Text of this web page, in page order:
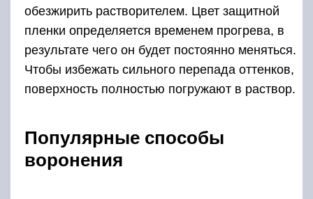
обезжирить растворителем. Цвет защитной
пленки определяется временем прогрева, в
результате чего он будет постоянно меняться.
Чтобы избежать сильного перепада оттенков,
поверхность полностью погружают в раствор.
Популярные способы
воронения